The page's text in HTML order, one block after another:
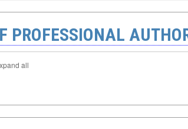
PROFESSIONAL
all